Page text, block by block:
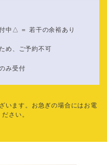
中△ ＝ 若干の余裕あり
め、ご予約不可
み受付
います。お急ぎの場合にはお電
さい。